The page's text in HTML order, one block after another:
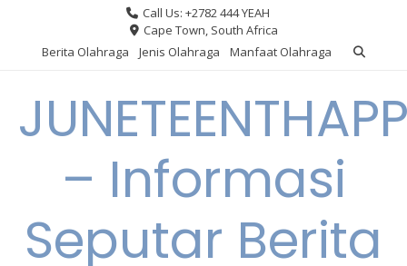
content
Call Us: +2782 444 YEAH
Cape Town, South Africa
Berita Olahraga
Jenis Olahraga Manfaat Olahraga
– Informasi
Seputar Berita